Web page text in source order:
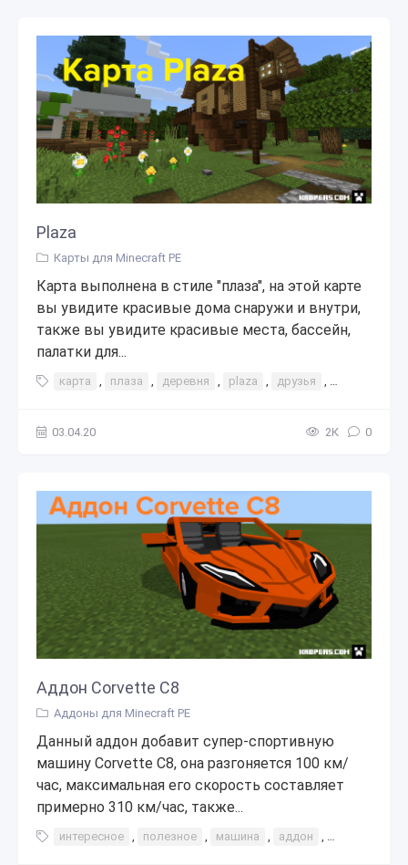
Plaza
Карты для Minecraft PE
Карта выполнена в стиле "плаза", на этой карте
вы увидите красивые дома снаружи и внутри,
также вы увидите красивые места, бассейн,
палатки для...
карта , плаза , деревня , plaza , друзья , интересное
03.04.20 2К 0
Аддон Corvette C8
Аддоны для Minecraft PE
Данный аддон добавит супер-спортивную
машину Corvette C8, она разгоняется 100 км/
час, максимальная его скорость составляет
примерно 310 км/час, также...
интересное , полезное , машина , аддон , дополнение